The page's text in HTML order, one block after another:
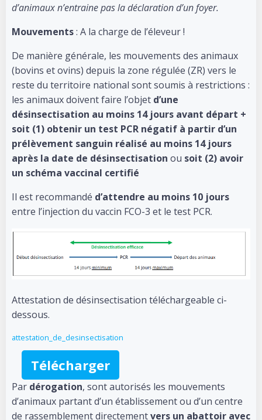
d’animaux n’entraine pas la déclaration d’un foyer.
Mouvements: A la charge de l’éleveur !
De manière générale, les mouvements des animaux
(bovins et ovins) depuis la zone régulée (ZR) vers le
reste du territoire national sont soumis à restrictions :
les animaux doivent faire l’objet d’une
désinsectisation au moins 14 jours avant départ +
soit (1) obtenir un test PCR négatif à partir d’un
prélèvement sanguin réalisé au moins 14 jours
après la date de désinsectisation ou soit (2) avoir
un schéma vaccinal certifié
Il est recommandé d’attendre au moins 10 jours
entre l’injection du vaccin FCO-3 et le test PCR.
Attestation de désinsectisation téléchargeable ci-
dessous.
attestation_de_desinsectisation
Télécharger
Par dérogation, sont autorisés les mouvements
d’animaux partant d’un établissement ou d’un centre
de rassemblement directementvers un abattoir avec